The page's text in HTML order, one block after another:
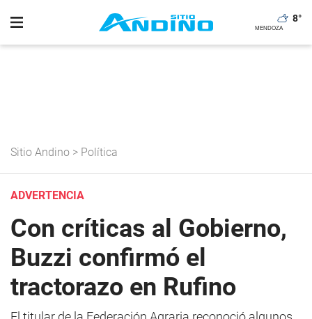
8°
Sitio Andino > Política
ADVERTENCIA
Con críticas al Gobierno,
Buzzi confirmó el
tractorazo en Rufino